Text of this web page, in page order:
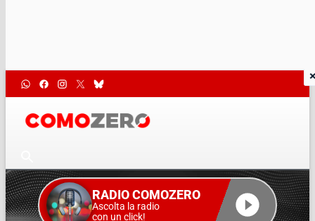
RADIO COMOZERO
Ascolta la radio
con un click!